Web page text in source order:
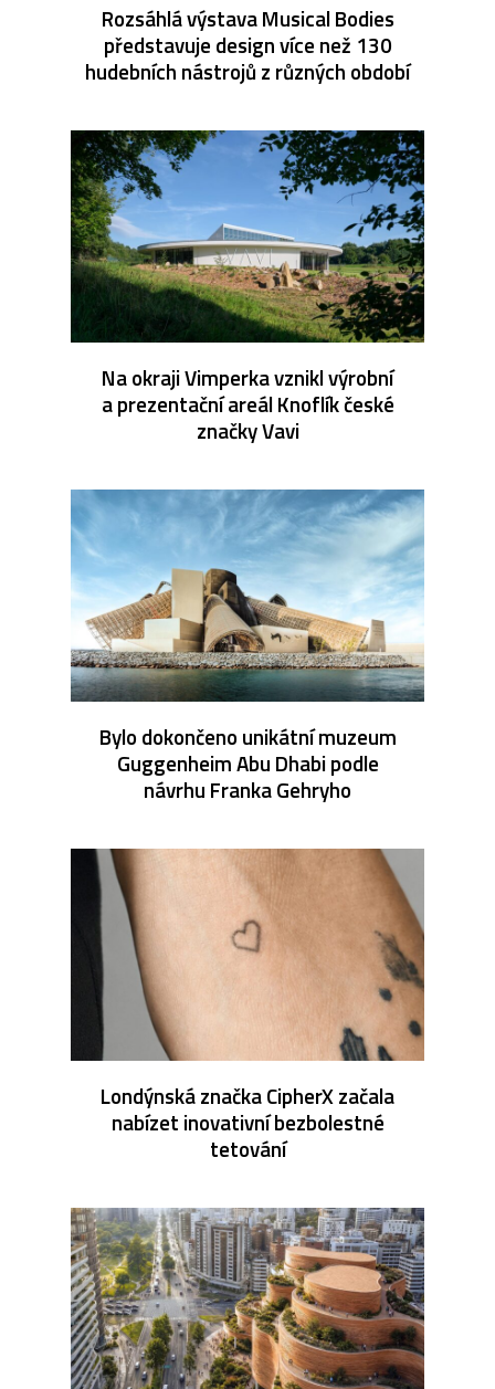
Rozsáhlá výstava Musical Bodies
představuje design více než 130
hudebních nástrojů z různých období
Na okraji Vimperka vznikl výrobní
a prezentační areál Knoflík české
značky Vavi
Bylo dokončeno unikátní muzeum
Guggenheim Abu Dhabi podle
návrhu Franka Gehryho
Londýnská značka CipherX začala
nabízet inovativní bezbolestné
tetování